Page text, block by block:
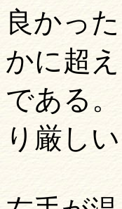
良かっ
かに超
である
り厳し